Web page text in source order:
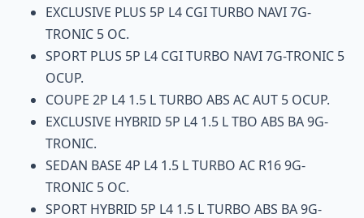
EXCLUSIVE PLUS 5P L4 CGI TURBO NAVI 7G-
TRONIC 5 OC.
SPORT PLUS 5P L4 CGI TURBO NAVI 7G-TRONIC 5
OCUP.
COUPE 2P L4 1.5 L TURBO ABS AC AUT 5 OCUP.
EXCLUSIVE HYBRID 5P L4 1.5 L TBO ABS BA 9G-
TRONIC.
SEDAN BASE 4P L4 1.5 L TURBO AC R16 9G-
TRONIC 5 OC.
SPORT HYBRID 5P L4 1.5 L TURBO ABS BA 9G-